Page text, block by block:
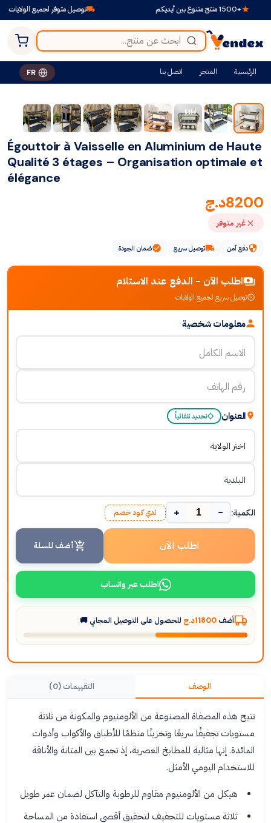
توصيل متوفر لجميع الولايات
الرئيسية المتجر اتصل بنا FR
Égouttoir à Vaisselle en Aluminium de Haute
Qualité 3 étages – Organisation optimale et
élégance
8200د.ج
غير متوفر
دفع آمن توصيل سريع ضمان الجودة
اطلب الآن - الدفع عند الاستلام
توصيل سريع لجميع الولايات
معلومات شخصية
العنوان تحديد تلقائياً
الكمية: −
+ لدي كود خصم
اطلب الآن أضف للسلة
اطلب عبر واتساب
أضف 11800د.ج للحصول على التوصيل المجاني 🚚
الوصف التقييمات (0)
تتيح هذه المصفاة المصنوعة من الألومنيوم والمكونة من ثلاثة
مستويات تجفيفًا سريعًا وتخزينًا منظمًا للأطباق والأكواب وأدوات
المائدة. إنها مثالية للمطابخ العصرية، إذ تجمع بين المتانة والأناقة
للاستخدام اليومي الأمثل.
هيكل من الألومنيوم مقاوم للرطوبة والتآكل لضمان عمر طويل
ثلاثة مستويات للتجفيف لتحقيق أقصى استفادة من المساحة